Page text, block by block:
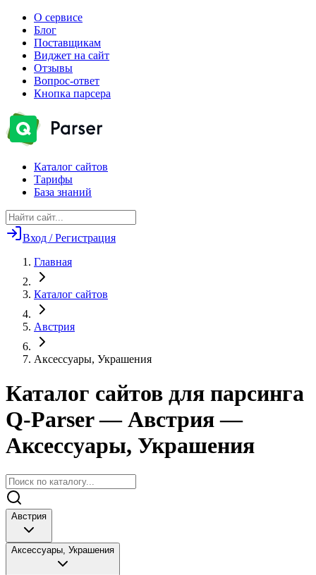
О сервисе
Блог
Поставщикам
Виджет на сайт
Отзывы
Вопрос-ответ
Кнопка парсера
Каталог сайтов
Тарифы
База знаний
Вход / Регистрация
Главная
Каталог сайтов
Австрия
Аксессуары, Украшения
Каталог сайтов для парсинга
Q-Parser— Австрия —
Аксессуары, Украшения
Австрия
Аксессуары, Украшения